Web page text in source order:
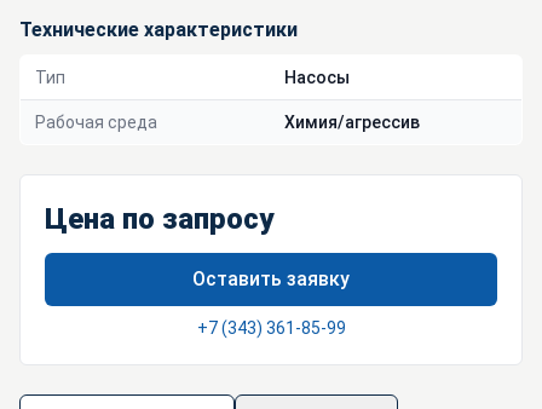
Технические характеристики
Тип Насосы
Рабочая среда Химия/агрессив
Цена по запросу
Оставить заявку
+7 (343) 361-85-99